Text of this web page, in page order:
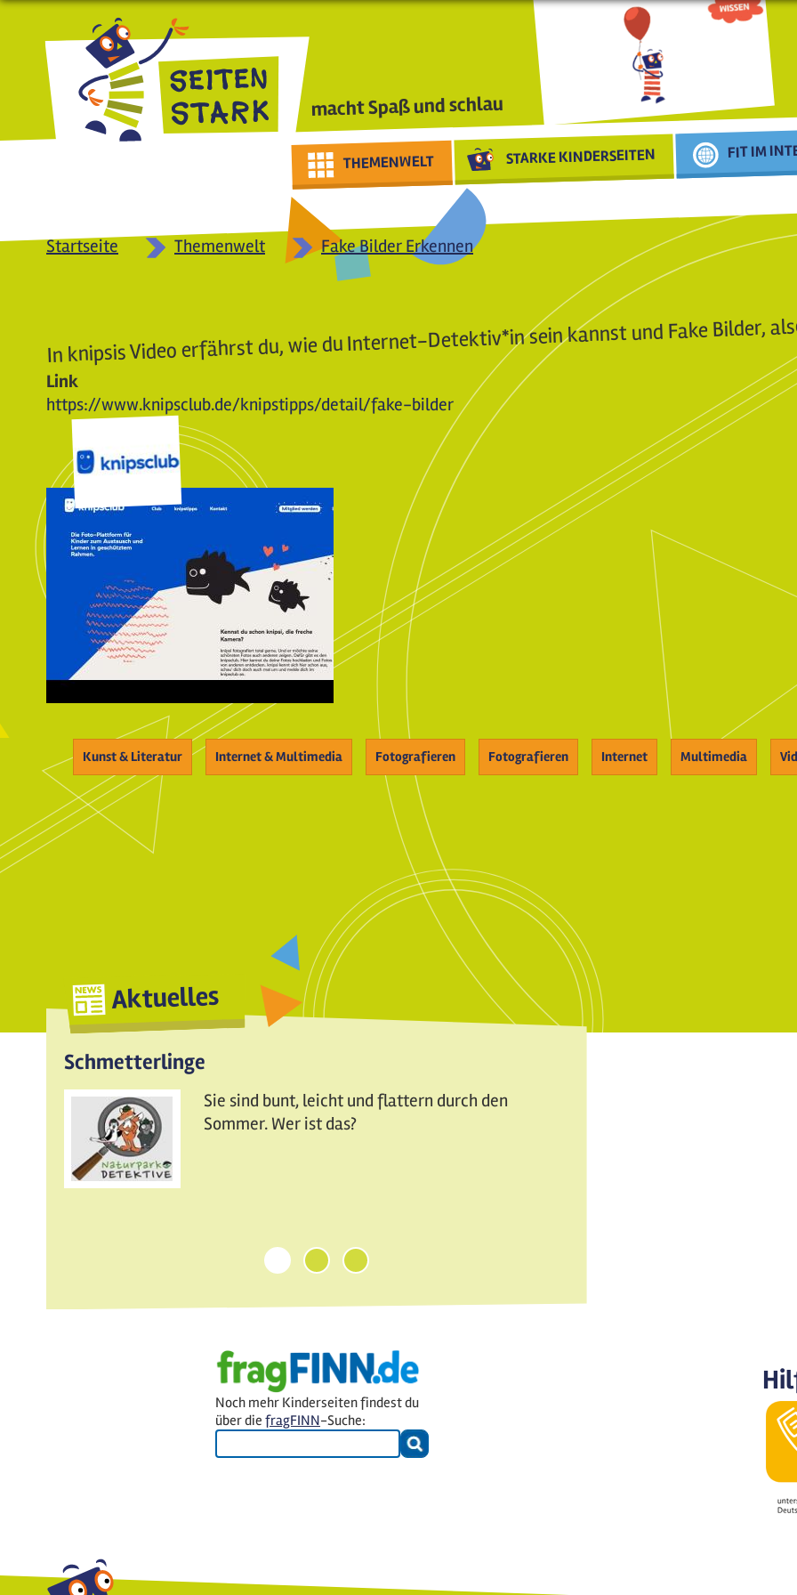
Direkt zum Inhalt
macht Spaß und schlau
THEMENWELT STARKE KINDERSEITEN FIT IM
Startseite Themenwelt Fake Bilder Erkennen
In knipsis Video erfährst du, wie du Internet-Detektiv*in sein kannst und Fake Bilder,
Link
https://www.knipsclub.de/knipstipps/detail/fake-bilder
Kunst & Literatur Internet & Multimedia Fotografieren Fotografieren Internet Multimedia
Aktuelles
Schmetterlinge
Sie sind bunt, leicht und flattern durch den
Sommer. Wer ist das?
2 3
Noch mehr Kinderseiten findest du
über die fragFINN-Suche: